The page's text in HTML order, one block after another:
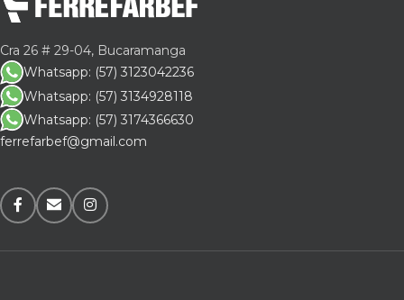
Cra 26 # 29-04, Bucaramanga
Whatsapp: (57) 3123042236
Whatsapp: (57) 3134928118
Whatsapp: (57) 3174366630
ferrefarbef@gmail.com